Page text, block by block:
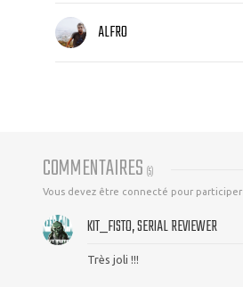
ALFRO
COMMENTAIRES (5)
Vous devez être connecté pour participer
KIT_FISTO, SERIAL REVIEWER
Très joli !!!